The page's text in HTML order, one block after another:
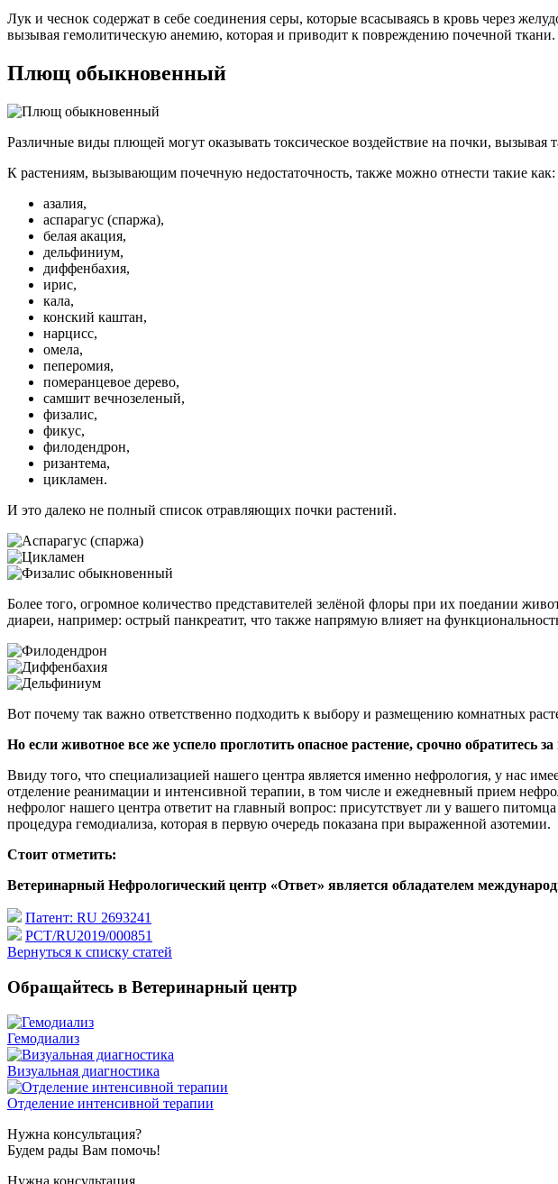
Лук и чеснок содержат в себе соединения серы, которые всасываясь в кровь через
вызывая гемолитическую анемию, которая и приводит к повреждению почечной ткани.
Плющ обыкновенный
Различные виды плющей могут оказывать токсическое воздействие на почки, вызывая
К растениям, вызывающим почечную недостаточность, также можно отнести такие как:
азалия,
аспарагус (спаржа),
белая акация,
дельфиниум,
диффенбахия,
ирис,
кала,
конский каштан,
нарцисс,
омела,
пеперомия,
померанцевое дерево,
самшит вечнозеленый,
физалис,
фикус,
филодендрон,
ризантема,
цикламен.
И это далеко не полный список отравляющих почки растений.
Более того, огромное количество представителей зелёной флоры при их поедании
диареи, например: острый панкреатит, что также напрямую влияет на
Вот почему так важно ответственно подходить к выбору и размещению комнатных
Но если животное все же успело проглотить опасное растение, срочно обратитесь
Ввиду того, что специализацией нашего центра является именно нефрология, у нас
отделение реанимации и интенсивной терапии, в том числе и ежедневный прием
нефролог нашего центра ответит на главный вопрос: присутствует ли у вашего
процедура гемодиализа, которая в первую очередь показана при выраженной азотемии.
Стоит отметить:
Ветеринарный Нефрологический центр «Ответ» является обладателем
Патент: RU 2693241
PCT/RU2019/000851
Вернуться к списку статей
Обращайтесь в Ветеринарный центр
Гемодиализ
Визуальная диагностика
Отделение интенсивной терапии
Нужна консультация?
Будем рады Вам помочь!
Нужна консультация